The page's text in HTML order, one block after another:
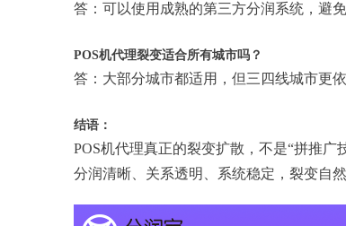
答：可以使用成熟的第三方分润系统，避
POS机代理裂变适合所有城市吗？
答：大部分城市都适用，但三四线城市更
结语：
POS机代理真正的裂变扩散，不是“拼推
分润清晰、关系透明、系统稳定，裂变自然